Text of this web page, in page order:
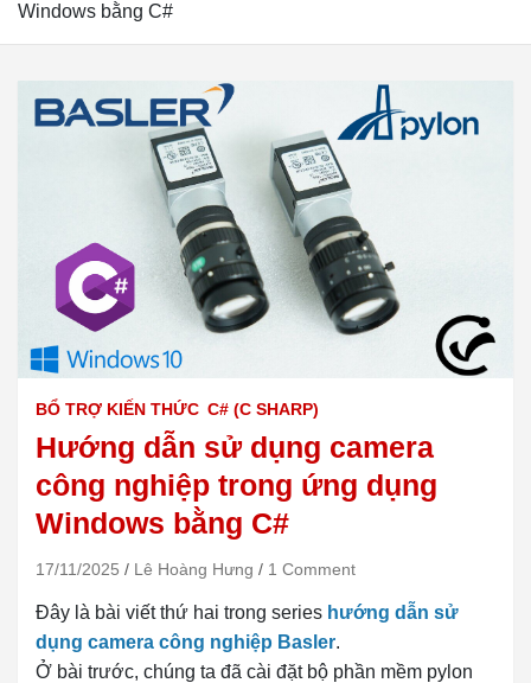
Windows bằng C#
BỔ TRỢ KIẾN THỨC C# (C SHARP)
Hướng dẫn sử dụng camera
công nghiệp trong ứng dụng
Windows bằng C#
17/11/2025 Lê Hoàng Hưng 1 Comment
Đây là bài viết thứ hai trong series hướng dẫn sử
dụng camera công nghiệp Basler.
Ở bài trước, chúng ta đã cài đặt bộ phần mềm pylon